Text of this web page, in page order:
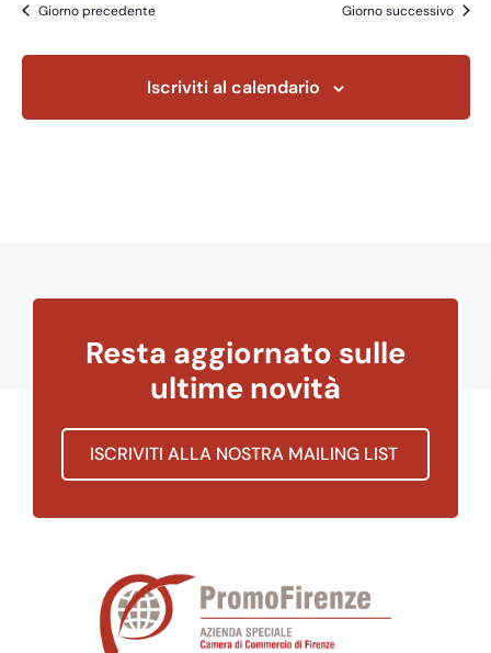
Giorno precedente Giorno successivo
Iscriviti al calendario
Resta aggiornato sulle
ultime novità
ISCRIVITI ALLA NOSTRA MAILING LIST